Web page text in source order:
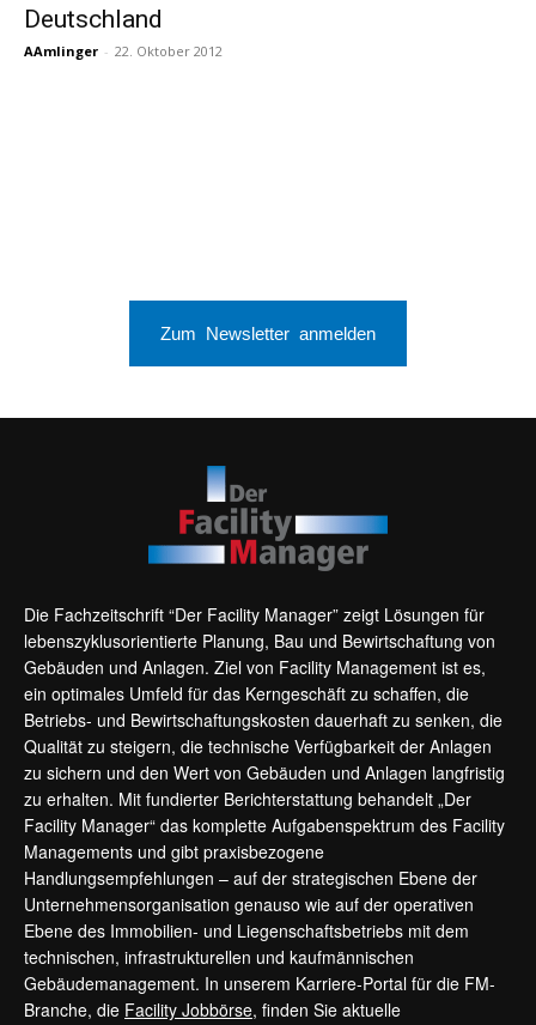
Deutschland
AAmlinger - 22. Oktober 2012
Zum Newsletter anmelden
Die Fachzeitschrift “Der Facility Manager” zeigt Lösungen für
lebenszyklusorientierte Planung, Bau und Bewirtschaftung von
Gebäuden und Anlagen. Ziel von Facility Management ist es,
ein optimales Umfeld für das Kerngeschäft zu schaffen, die
Betriebs- und Bewirtschaftungskosten dauerhaft zu senken, die
Qualität zu steigern, die technische Verfügbarkeit der Anlagen
zu sichern und den Wert von Gebäuden und Anlagen langfristig
zu erhalten. Mit fundierter Berichterstattung behandelt „Der
Facility Manager“ das komplette Aufgabenspektrum des Facility
Managements und gibt praxisbezogene
Handlungsempfehlungen – auf der strategischen Ebene der
Unternehmensorganisation genauso wie auf der operativen
Ebene des Immobilien- und Liegenschaftsbetriebs mit dem
technischen, infrastrukturellen und kaufmännischen
Gebäudemanagement. In unserem Karriere-Portal für die FM-
Branche, die Facility Jobbörse, finden Sie aktuelle